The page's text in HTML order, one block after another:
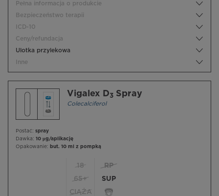
Pełna informacja o produkcie
Bezpieczeństwo terapii
ICD-10
Ceny/refundacja
Ulotka przylekowa
Inne
Vigalex D3 Spray
Colecalciferol
Postać: spray
Dawka: 10 µg/aplikację
Opakowanie: but. 10 ml z pompką
18
65+
CIĄŻA
RP
SUP